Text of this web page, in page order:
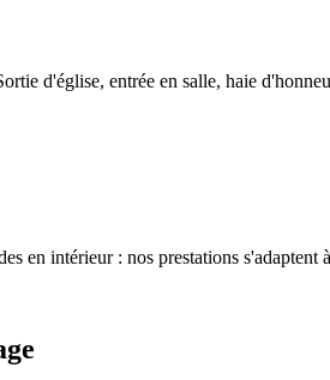
d'église, entrée en salle, haie
en intérieur : nos prestations s'adaptent